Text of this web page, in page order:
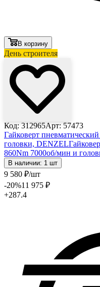
В корзину
День строителя
Код: 312965Арт: 57473
Гайковерт
головки, DENZEL
860Nm 7000об/мин и
В наличии: 1 шт
9 580 ₽/шт
-20%11 975 ₽
+287.4